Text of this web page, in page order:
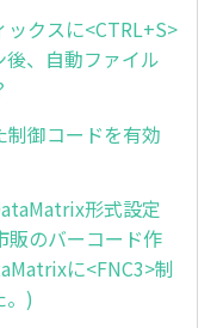
クスに<CTRL+S>
、自動ファイル
御コードを有効
形式設定
販のバーコード作
に<FNC3>制
。)